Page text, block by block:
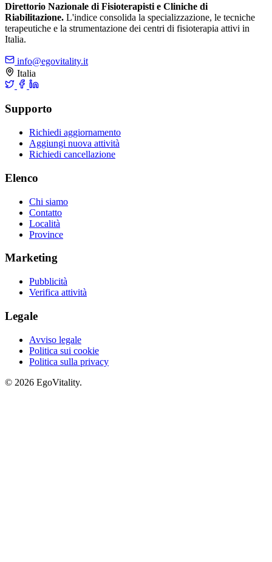
Direttorio Nazionale di Fisioterapisti e Cliniche di
Riabilitazione. L'indice consolida la specializzazione, le tecniche
terapeutiche e la strumentazione dei centri di fisioterapia attivi in
Italia.
info@egovitality.it
Italia
Supporto
Richiedi aggiornamento
Aggiungi nuova attività
Richiedi cancellazione
Elenco
Chi siamo
Contatto
Località
Province
Marketing
Pubblicità
Verifica attività
Legale
Avviso legale
Politica sui cookie
Politica sulla privacy
© 2026 EgoVitality.